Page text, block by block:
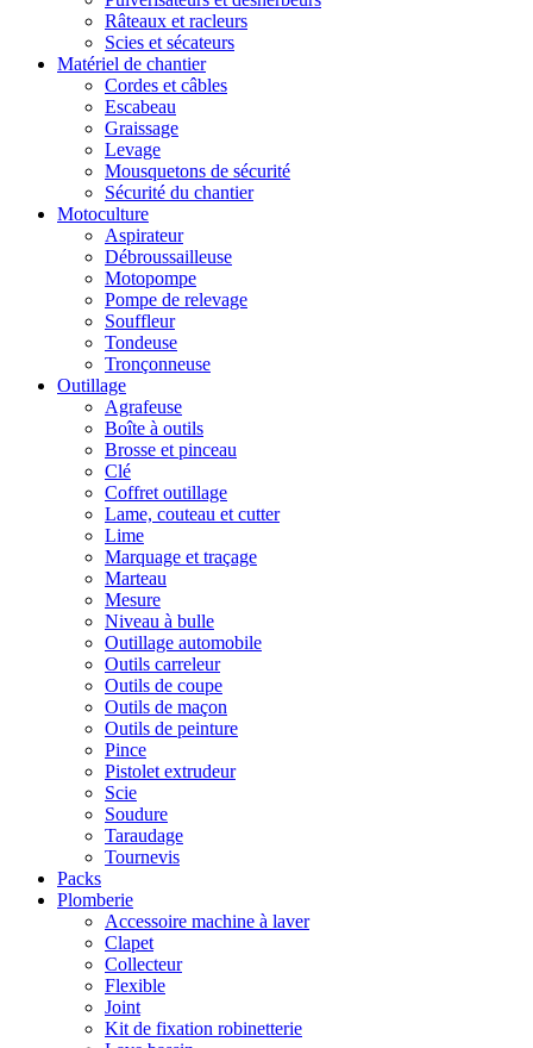
Râteaux et racleurs
Scies et sécateurs
Matériel de chantier
Cordes et câbles
Escabeau
Graissage
Levage
Mousquetons de sécurité
Sécurité du chantier
Motoculture
Aspirateur
Débroussailleuse
Motopompe
Pompe de relevage
Souffleur
Tondeuse
Tronçonneuse
Outillage
Agrafeuse
Boîte à outils
Brosse et pinceau
Clé
Coffret outillage
Lame, couteau et cutter
Lime
Marquage et traçage
Marteau
Mesure
Niveau à bulle
Outillage automobile
Outils carreleur
Outils de coupe
Outils de maçon
Outils de peinture
Pince
Pistolet extrudeur
Scie
Soudure
Taraudage
Tournevis
Packs
Plomberie
Accessoire machine à laver
Clapet
Collecteur
Flexible
Joint
Kit de fixation robinetterie